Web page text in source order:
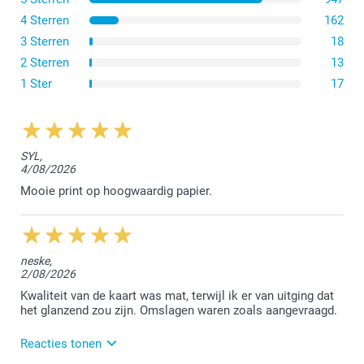
Stevig Wit
Glinsterende enveloppen 120 g
Glinsterend Zilver
Glinsterend Wit
Glinsterend Blauw
Alle enveloppen hebben een puntklep
4 Sterren
162
3 Sterren
18
2 Sterren
13
1 Ster
17
SYL,
4/08/2026
Mooie print op hoogwaardig papier.
neske,
2/08/2026
Kwaliteit van de kaart was mat, terwijl ik er van uitging dat
het glanzend zou zijn. Omslagen waren zoals aangevraagd.
Reacties tonen